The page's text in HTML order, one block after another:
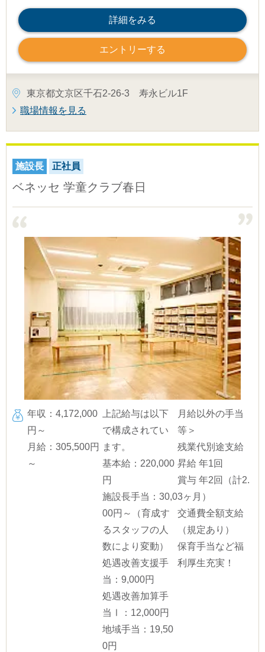
詳細をみる
エントリーする
東京都文京区千石2-26-3 寿永ビル1F
職場情報を見る
施設長 正社員
ベネッセ 学童クラブ春日
年収：4,172,000
円～
月給：305,500円
～
上記給与は以下
で構成されてい
ます。
基本給：220,000
円
施設長手当：30,0
00円～（育成す
るスタッフの人
数により変動）
処遇改善支援手
当：9,000円
処遇改善加算手
当Ⅰ：12,000円
地域手当：19,50
0円
月給以外の手当
等＞
残業代別途支給
昇給 年1回
賞与 年2回（計2.
3ヶ月）
交通費全額支給
（規定あり）
保育手当など福
利厚生充実！